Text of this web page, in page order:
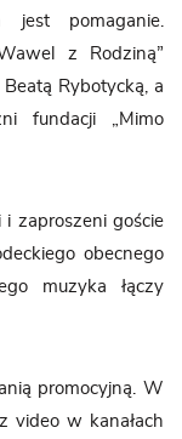
pomaganie.
z Rodziną”
Rybotycką, a
fundacji „Mimo
zaproszeni goście
obecnego
muzyka łączy
promocyjną. W
video w kanałach